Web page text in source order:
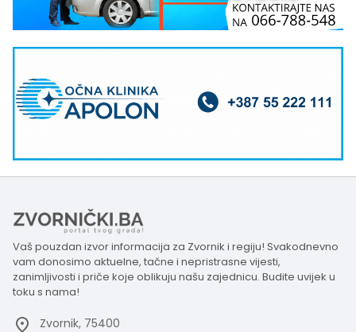
Vaš pouzdan izvor informacija za Zvornik i regiju! Svakodnevno
vam donosimo aktuelne, tačne i nepristrasne vijesti,
zanimljivosti i priče koje oblikuju našu zajednicu. Budite uvijek u
toku s nama!
Zvornik, 75400